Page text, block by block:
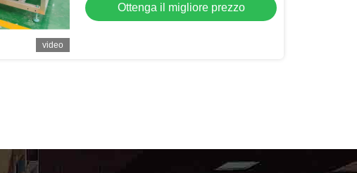
video
Ottenga il migliore prezzo